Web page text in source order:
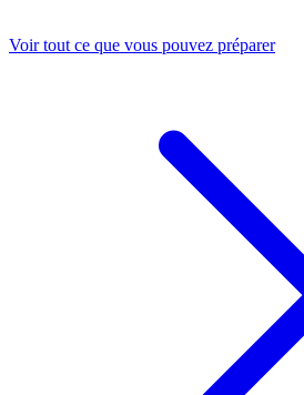
Voir tout ce que vous pouvez préparer